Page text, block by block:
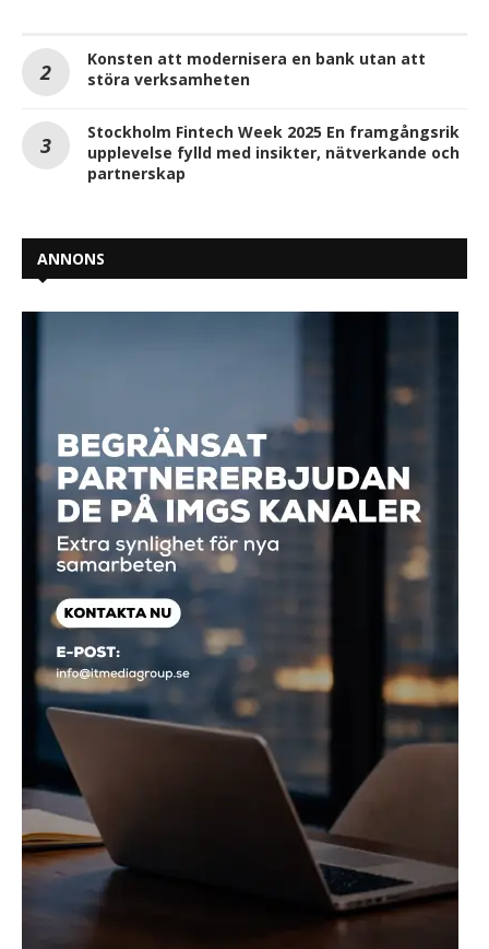
Konsten att modernisera en bank utan att
störa verksamheten
Stockholm Fintech Week 2025 En framgångsrik
upplevelse fylld med insikter, nätverkande och
partnerskap
ANNONS